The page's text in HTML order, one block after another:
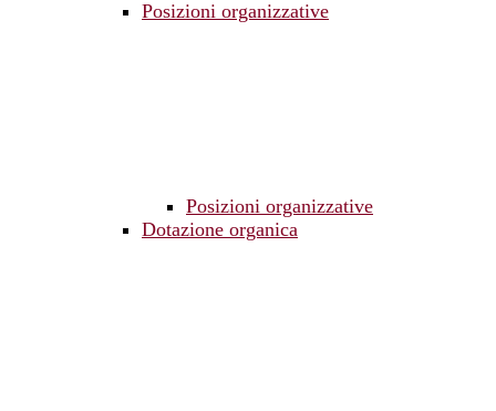
Posizioni organizzative
Posizioni organizzative
Dotazione organica